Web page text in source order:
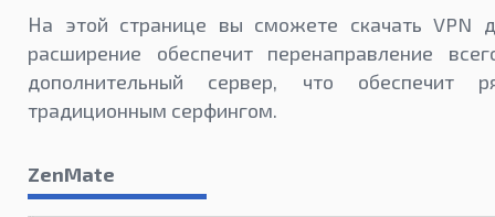
На этой странице вы сможете скачать VPN
расширение обеспечит перенаправление
дополнительный сервер, что обеспечит
традиционным серфингом.
ZenMate